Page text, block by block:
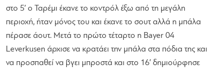
στο 5′ ο Ταρέμι έκανε το κοντρόλ έξω από τη μεγάλη
περιοχή, ήταν μόνος του και έκανε το σουτ αλλά η μπάλα
πέρασε άουτ. Μετά το πρώτο τέταρτο η Bayer 04
Leverkusen άρχισε να κρατάει την μπάλα στα πόδια της και
να προσπαθεί να βγει μπροστά και στο 16′ δημιούρφησε